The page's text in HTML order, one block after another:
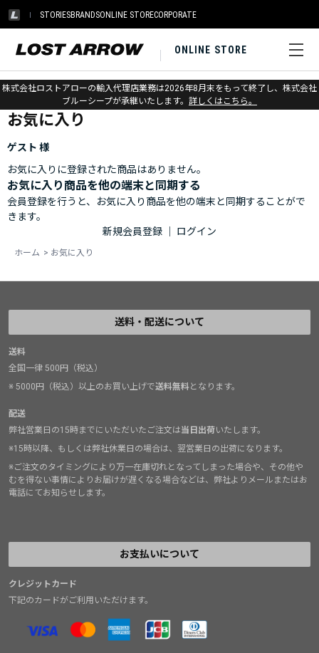
STORIESBRANDSONLINE STORECORPORATE
ONLINE STORE
株式会社ロストアローの輸入代理店業務は2026年8月末をもって終了し、株式会社
ブルーシープが承継いたします。 詳しくはこちら。
ホーム > お気に入り
お気に入り
ゲスト 様
お気に入りに登録された商品はありません。
お気に入り商品を他の端末と同期する
会員登録を行うと、お気に入り商品を他の端末と同期することがで
きます。
新規会員登録
ログイン
ホーム > お気に入り
送料・配送について
送料
全国一律 500円（税込）
※ 5000円（税込）以上のお買い上げで送料無料となります。
配送
弊社営業日の15時までにいただいたご注文は当日出荷いたします。
※15時以降、もしくは弊社休業日の場合は、翌営業日の出荷になります。
※ご注文のタイミングにより万一在庫切れとなってしまった場合や、その他や
むを得ない事情によりお届けが遅くなる場合などは、弊社よりメールまたはお
電話にてお知らせします。
お支払いについて
クレジットカード
下記のカードがご利用いただけます。